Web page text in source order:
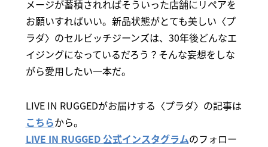
メージが蓄積されればそういった店舗にリペアを
お願いすればいい。新品状態がとても美しい〈プ
ラダ〉のセルビッチジーンズは、30年後どんなエ
イジングになっているだろう？そんな妄想をしな
がら愛用したい一本だ。
LIVE IN RUGGEDがお届けする〈プラダ〉の記事は
こちらから。
LIVE IN RUGGED 公式インスタグラムのフォロー